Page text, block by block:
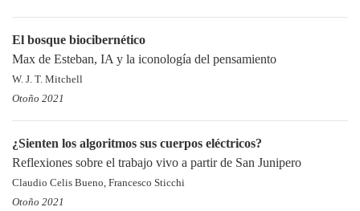
El bosque biocibernético
Max de Esteban, IA y la iconología del pensamiento
W. J. T. Mitchell
Otoño 2021
¿Sienten los algoritmos sus cuerpos eléctricos?
Reflexiones sobre el trabajo vivo a partir de San Junipero
Claudio Celis Bueno, Francesco Sticchi
Otoño 2021